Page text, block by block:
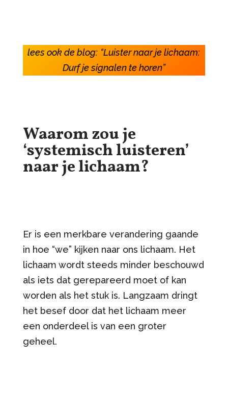
lees ook de blog: “Luister naar je lichaam:
Durf je signalen te horen”
Waarom zou je
‘systemisch luisteren’
naar je lichaam?
Er is een merkbare verandering gaande
in hoe “we” kijken naar ons lichaam. Het
lichaam wordt steeds minder beschouwd
als iets dat gerepareerd moet of kan
worden als het stuk is. Langzaam dringt
het besef door dat het lichaam meer
een onderdeel is van een groter
geheel.